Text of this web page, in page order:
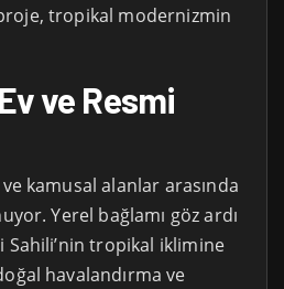
tropikal modernizmin
ve Resmi
kamusal alanlar arasında
Yerel bağlamı göz ardı
Sahili’nin tropikal iklimine
havalandırma ve